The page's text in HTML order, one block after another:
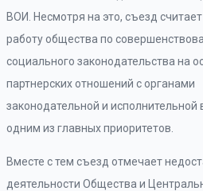
ВОИ. Несмотря на это, съезд считает
работу общества по
социального законодательства на
партнерских отношений с органами
законодательной и исполнительной
одним из главных приоритетов.
Вместе с тем съезд отмечает
деятельности Общества и